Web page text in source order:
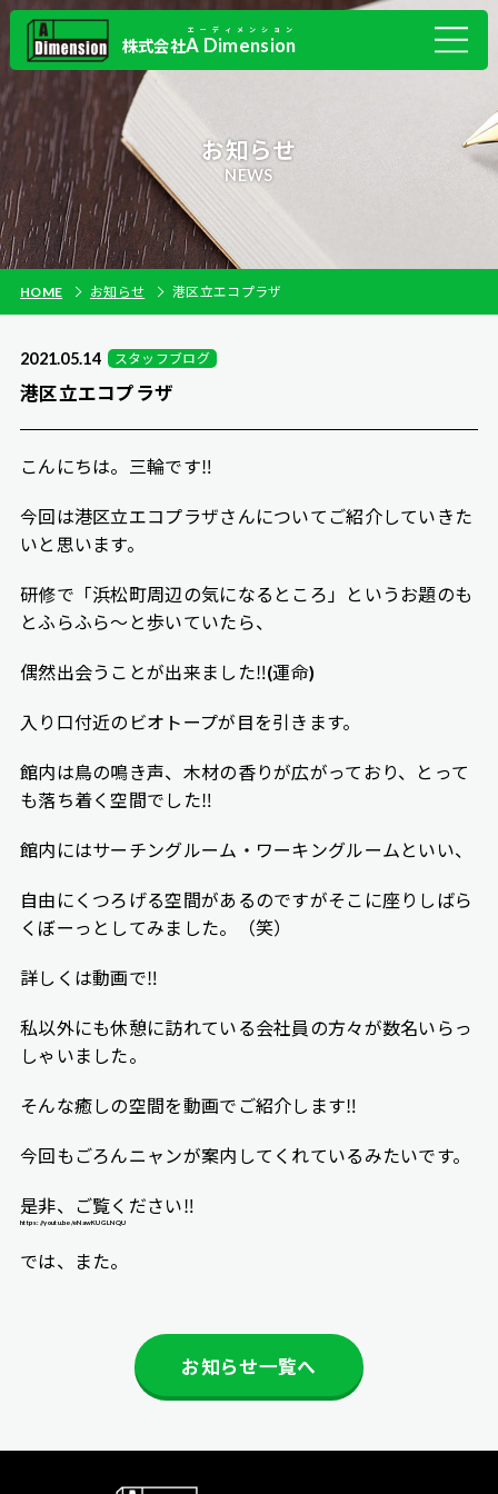
株式会社A Dimension
エーディメンション
お知らせ
NEWS
HOME お知らせ 港区立エコプラザ
2021.05.14 スタッフブログ
港区立エコプラザ
こんにちは。三輪です‼︎
今回は港区立エコプラザさんについてご紹介していきた
いと思います。
研修で「浜松町周辺の気になるところ」というお題のも
とふらふら～と歩いていたら、
偶然出会うことが出来ました‼︎(運命)
入り口付近のビオトープが目を引きます。
館内は鳥の鳴き声、木材の香りが広がっており、とって
も落ち着く空間でした‼︎
館内にはサーチングルーム・ワーキングルームといい、
自由にくつろげる空間があるのですがそこに座りしばら
くぼーっとしてみました。（笑）
詳しくは動画で‼︎
私以外にも休憩に訪れている会社員の方々が数名いらっ
しゃいました。
そんな癒しの空間を動画でご紹介します‼︎
今回もごろんニャンが案内してくれているみたいです。
是非、ご覧ください‼︎
https://youtu.be/eNawKUGLNQU
では、また。
お知らせ一覧へ